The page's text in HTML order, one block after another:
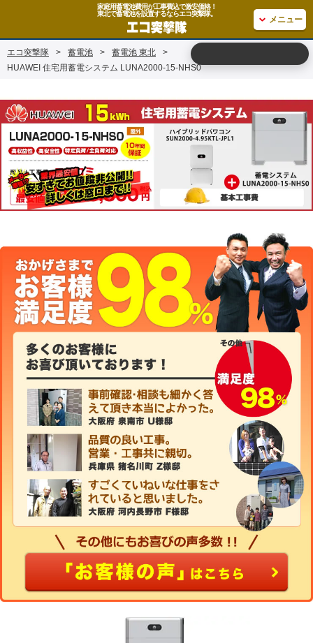
家庭用蓄電池費用が工事費込で激安価格！
東北で蓄電池を設置するならエコ突撃隊。
メニュー
エコ突撃隊 > 蓄電池 > 蓄電池 東北
>
HUAWEI 住宅用蓄電システム LUNA2000-15-NHS0